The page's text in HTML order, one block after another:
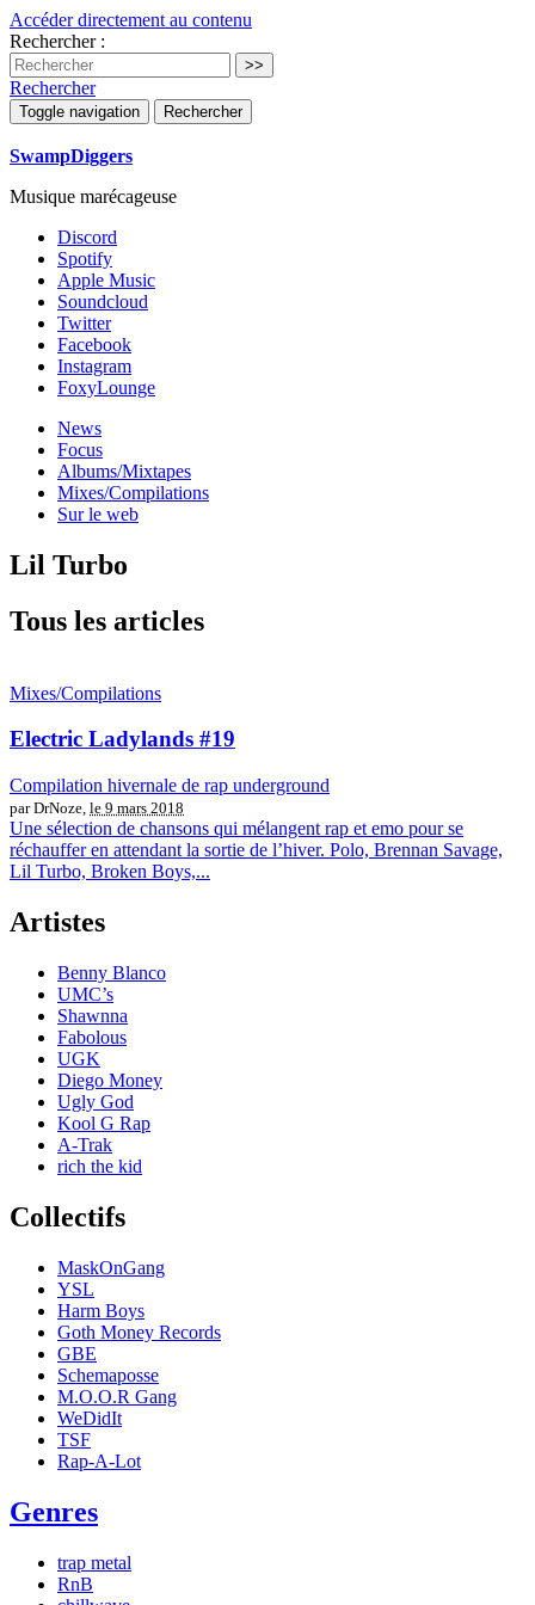
Accéder directement au contenu
Rechercher :
Rechercher
Toggle navigation Rechercher
SwampDiggers
Musique marécageuse
Discord
Spotify
Apple Music
Soundcloud
Twitter
Facebook
Instagram
FoxyLounge
News
Focus
Albums/Mixtapes
Mixes/Compilations
Sur le web
Lil Turbo
Tous les articles
Mixes/Compilations
Electric Ladylands #19
Compilation hivernale de rap underground
par DrNoze, le 9 mars 2018
Une sélection de chansons qui mélangent rap et emo pour se
réchauffer en attendant la sortie de l’hiver. Polo, Brennan Savage,
Lil Turbo, Broken Boys,...
Artistes
Benny Blanco
UMC’s
Shawnna
Fabolous
UGK
Diego Money
Ugly God
Kool G Rap
A-Trak
rich the kid
Collectifs
MaskOnGang
YSL
Harm Boys
Goth Money Records
GBE
Schemaposse
M.O.O.R Gang
WeDidIt
TSF
Rap-A-Lot
Genres
trap metal
RnB